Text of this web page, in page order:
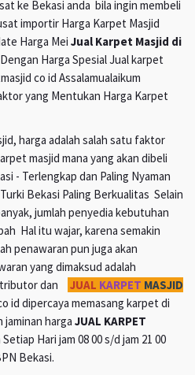
ke Bekasi anda bila ingin membeli
importir Harga Karpet Masjid
Harga Mei Jual Karpet Masjid di
Harga Spesial Jual karpet
co id Assalamualaikum
yang Mentukan Harga Karpet
harga adalah salah satu faktor
masjid mana yang akan dibeli
- Terlengkap dan Paling Nyaman
Bekasi Paling Berkualitas Selain
jumlah penyedia kebutuhan
Hal itu wajar, karena semakin
penawaran pun juga akan
yang dimaksud adalah
dan
JUAL KARPET MASJID
id dipercaya memasang karpet di
jaminan harga JUAL KARPET
Hari jam 08 00 s/d jam 21 00
Bekasi.